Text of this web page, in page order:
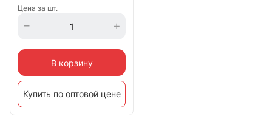
Цена за шт.
В корзину
Купить по оптовой цене